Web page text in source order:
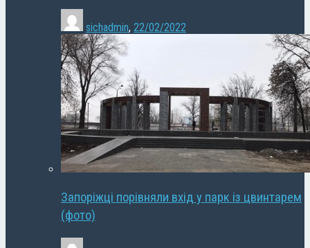
sichadmin, 22/02/2022
Запоріжці порівняли вхід у парк із цвинтарем
(фото)